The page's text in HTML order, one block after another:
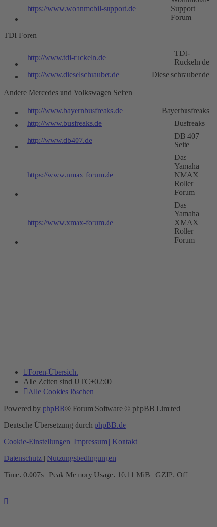
https://www.wohnmobil-support.de
Support
Forum
TDI Foren
http://www.tdi-ruckeln.de
TDI-
Ruckeln.de
http://www.dieselschrauber.de
Dieselschrauber.de
Andere Mercedes und Volkswagen Seiten
http://www.bayernbusfreaks.de
Bayerbusfreaks
http://www.busfreaks.de
Busfreaks
http://www.db407.de
DB 407
Seite
https://www.nmax-forum.de
Das
Yamaha
NMAX
Roller
Forum
https://www.xmax-forum.de
Das
Yamaha
XMAX
Roller
Forum
Foren-Übersicht
Alle Zeiten sind UTC+02:00
Alle Cookies löschen
Powered by phpBB® Forum Software © phpBB Limited
Deutsche Übersetzung durch phpBB.de
Cookie-Einstellungen| Impressum | Kontakt
Datenschutz | Nutzungsbedingungen
Time: 0.007s | Peak Memory Usage: 10.11 MiB | GZIP: Off